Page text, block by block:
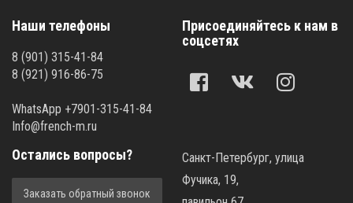
Наши телефоны
8 (901) 315-41-84
8 (921) 916-86-75
WhatsApp +7901-315-41-84
Info@french-m.ru
Присоединяйтесь к нам в
соцсетях
Остались вопросы?
Заказать обратный звонок
Санкт-Петербург, улица
Фучика, 19,